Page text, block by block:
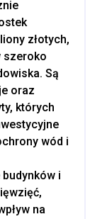
złotych,
szeroko
Są
oraz
których
wód i
i
na